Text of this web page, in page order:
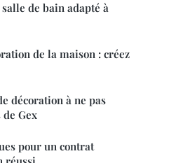
de bain adapté à
de la maison : créez
décoration à ne pas
Gex
pour un contrat